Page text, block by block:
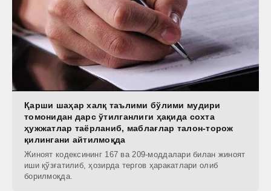
Қарши шаҳар халқ таълими бўлими мудири
томонидан дарс ўтилганлиги ҳақида сохта
ҳужжатлар таёрланиб, маблағлар талон-торож
қилингани айтилмоқда
Жиноят кодексининг 167 ва 209-моддалари билан жиноят
иши қўзғатилиб, ҳозирда тергов ҳаракатлари олиб
борилмоқда.